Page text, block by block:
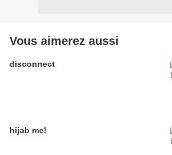
Vous aimerez aussi
disconnect
hijab me!